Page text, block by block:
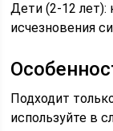
Дети (2-12 лет):
исчезновения
Подходит
используйте в